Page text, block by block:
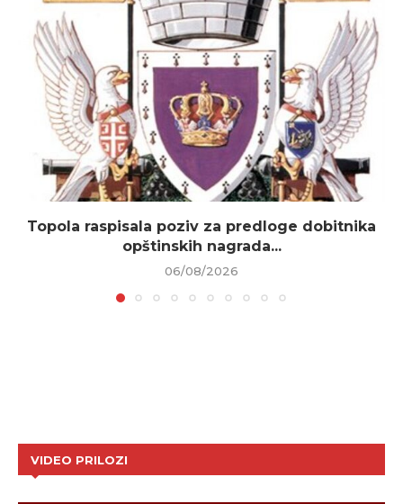
Topola raspisala poziv za predloge dobitnika
opštinskih nagrada...
06/08/2026
VIDEO PRILOZI